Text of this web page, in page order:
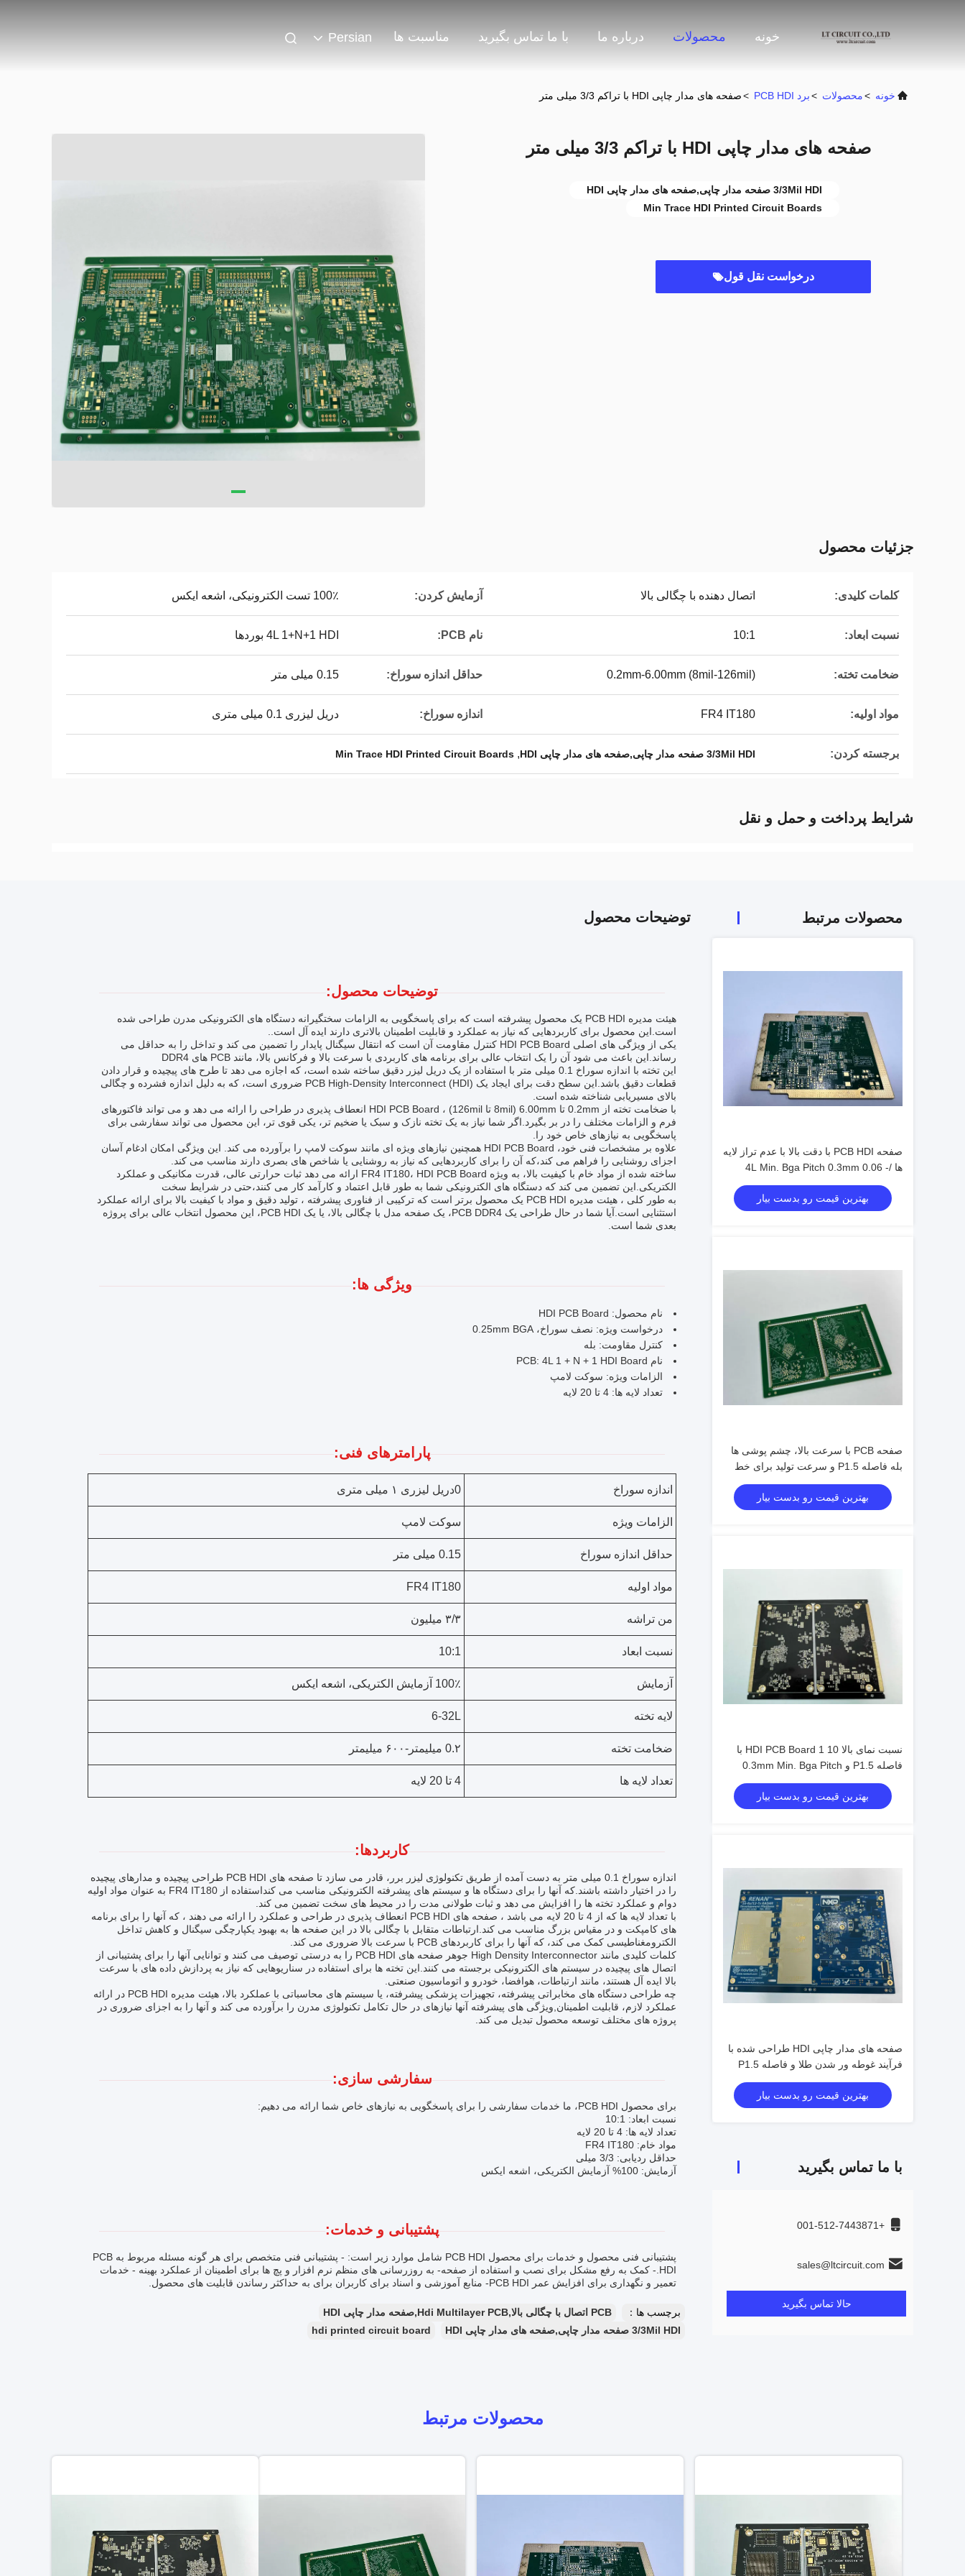
خونه محصولات درباره ما با ما تماس بگیرید مناسبت ها Persian
خونه >محصولات >برد PCB HDI >صفحه های مدار چاپی HDI با تراکم 3/3 میلی متر
صفحه های مدار چاپی HDI با تراکم 3/3 میلی متر
3/3Mil HDI صفحه مدار چاپی,صفحه های مدار چاپی HDI
Min Trace HDI Printed Circuit Boards
درخواست نقل قول
جزئیات محصول
کلمات کلیدی: اتصال دهنده با چگالی بالا آزمایش کردن: 100٪ تست الکترونیکی، اشعه ایکس
نسبت ابعاد: 10:1 نام PCB: 4L 1+N+1 HDI بوردها
ضخامت تخته: 0.2mm-6.00mm (8mil-126mil) حداقل اندازه سوراخ: 0.15 میلی متر
مواد اولیه: FR4 IT180 اندازه سوراخ: دریل لیزری 0.1 میلی متری
برجسته کردن: 3/3Mil HDI صفحه مدار چاپی,صفحه های مدار چاپی HDI ,
Min Trace HDI Printed Circuit Boards
شرایط پرداخت و حمل و نقل
محصولات مرتبط
صفحه PCB HDI با دقت بالا با عدم تراز لایه
ها /- 0.06 4L Min. Bga Pitch 0.3mm
بهترین قیمت رو بدست بیار
صفحه PCB با سرعت بالا، چشم پوشی ها
بله فاصله P1.5 و سرعت تولید برای خط
تولید شما
بهترین قیمت رو بدست بیار
نسبت نمای بالا 10 1 HDI PCB Board با
فاصله P1.5 و 0.3mm Min. Bga Pitch
بهترین قیمت رو بدست بیار
صفحه های مدار چاپی HDI طراحی شده با
فرآیند غوطه ور شدن طلا و فاصله P1.5
بهترین قیمت رو بدست بیار
با ما تماس بگیرید
+001-512-7443871
sales@ltcircuit.com
حالا تماس بگیرید
توضیحات محصول
توضیحات محصول:
هیئت مدیره PCB HDI یک محصول پیشرفته است که برای پاسخگویی به الزامات سختگیرانه دستگاه های الکترونیکی مدرن طراحی شده
است.این محصول برای کاربردهایی که نیاز به عملکرد و قابلیت اطمینان بالاتری دارند ایده آل است..
یکی از ویژگی های اصلی HDI PCB Board کنترل مقاومت آن است که انتقال سیگنال پایدار را تضمین می کند و تداخل را به حداقل می
رساند.این باعث می شود آن را یک انتخاب عالی برای برنامه های کاربردی با سرعت بالا و فرکانس بالا، مانند PCB های DDR4
این تخته با اندازه سوراخ 0.1 میلی متر با استفاده از یک دریل لیزر دقیق ساخته شده است، که اجازه می دهد تا طرح های پیچیده و قرار دادن
قطعات دقیق باشد.این سطح دقت برای ایجاد یک PCB High-Density Interconnect (HDI) ضروری است، که به دلیل اندازه فشرده و چگالی
بالای مسیریابی شناخته شده است.
با ضخامت تخته از 0.2mm تا 6.00mm (8mil تا 126mil) ، HDI PCB Board انعطاف پذیری در طراحی را ارائه می دهد و می تواند فاکتورهای
فرم و الزامات مختلف را در بر بگیرد.اگر شما نیاز به یک تخته نازک و سبک یا ضخیم تر، یکی قوی تر، این محصول می تواند سفارشی برای
پاسخگویی به نیازهای خاص خود را.
علاوه بر مشخصات فنی خود، HDI PCB Board همچنین نیازهای ویژه ای مانند سوکت لامپ را برآورده می کند. این ویژگی امکان ادغام آسان
اجزای روشنایی را فراهم می کند،که آن را برای کاربردهایی که نیاز به روشنایی یا شاخص های بصری دارند مناسب می کند.
ساخته شده از مواد خام با کیفیت بالا، به ویژه FR4 IT180، HDI PCB Board ارائه می دهد ثبات حرارتی عالی، قدرت مکانیکی و عملکرد
الکتریکی.این تضمین می کند که دستگاه های الکترونیکی شما به طور قابل اعتماد و کارآمد کار می کنند،حتی در شرایط سخت
به طور کلی ، هیئت مدیره PCB HDI یک محصول برتر است که ترکیبی از فناوری پیشرفته ، تولید دقیق و مواد با کیفیت بالا برای ارائه عملکرد
استثنایی است.آیا شما در حال طراحی یک PCB DDR4، یک صفحه مدل با چگالی بالا، یا یک PCB HDI، این محصول انتخاب عالی برای پروژه
بعدی شما است.
ویژگی ها:
نام محصول: HDI PCB Board
درخواست ویژه: نصف سوراخ، 0.25mm BGA
کنترل مقاومت: بله
نام PCB: 4L 1 + N + 1 HDI Board
الزامات ویژه: سوکت لامپ
تعداد لایه ها: 4 تا 20 لایه
پارامترهای فنی:
اندازه سوراخ 0دریل لیزری ۱ میلی متری
الزامات ویژه سوکت لامپ
حداقل اندازه سوراخ 0.15 میلی متر
مواد اولیه FR4 IT180
من تراشه ۳/۳ میلیون
نسبت ابعاد 10:1
آزمایش 100٪ آزمایش الکتریکی، اشعه ایکس
لایه تخته 6-32L
ضخامت تخته 0.۲ میلیمتر-۶۰۰ میلیمتر
تعداد لایه ها 4 تا 20 لایه
کاربردها:
اندازه سوراخ 0.1 میلی متر به دست آمده از طریق تکنولوژی لیزر برر، قادر می سازد تا صفحه های PCB HDI طراحی پیچیده و مدارهای پیچیده
را در اختیار داشته باشند.که آنها را برای دستگاه ها و سیستم های پیشرفته الکترونیکی مناسب می کنداستفاده از FR4 IT180 به عنوان مواد اولیه
دوام و عملکرد تخته ها را افزایش می دهد و ثبات طولانی مدت را در محیط های سخت تضمین می کند.
با تعداد لایه ها که از 4 تا 20 لایه می باشد ، صفحه های PCB HDI انعطاف پذیری در طراحی و عملکرد را ارائه می دهند ، که آنها را برای برنامه
های کامپکت و در مقیاس بزرگ مناسب می کند.ارتباطات متقابل با چگالی بالا در این صفحه ها به بهبود یکپارچگی سیگنال و کاهش تداخل
الکترومغناطیسی کمک می کند، که آنها را برای کاربردهای PCB با سرعت بالا ضروری می کند.
کلمات کلیدی مانند High Density Interconnector جوهر صفحه های PCB HDI را به درستی توصیف می کنند و توانایی آنها را برای پشتیبانی از
اتصال های پیچیده در سیستم های الکترونیکی برجسته می کنند.این تخته ها برای استفاده در سناریوهایی که نیاز به پردازش داده های با سرعت
بالا ایده آل هستند، مانند ارتباطات، هوافضا، خودرو و اتوماسیون صنعتی.
چه طراحی دستگاه های مخابراتی پیشرفته، تجهیزات پزشکی پیشرفته، یا سیستم های محاسباتی با عملکرد بالا، هیئت مدیره PCB HDI در ارائه
عملکرد لازم، قابلیت اطمینان,ویژگی های پیشرفته آنها نیازهای در حال تکامل تکنولوژی مدرن را برآورده می کند و آنها را به اجزای ضروری در
پروژه های مختلف توسعه محصول تبدیل می کند.
سفارشی سازی:
برای محصول PCB HDI، ما خدمات سفارشی را برای پاسخگویی به نیازهای خاص شما ارائه می دهیم:
نسبت ابعاد: 10:1
تعداد لایه ها: 4 تا 20 لایه
مواد خام: FR4 IT180
حداقل ردیابی: 3/3 میلی
آزمایش: 100% آزمایش الکتریکی، اشعه ایکس
پشتیبانی و خدمات:
پشتیبانی فنی محصول و خدمات برای محصول PCB HDI شامل موارد زیر است: - پشتیبانی فنی متخصص برای هر گونه مسئله مربوط به PCB
HDI.- کمک به رفع مشکل برای نصب و استفاده از صفحه- به روزرسانی های منظم نرم افزار و پچ ها برای اطمینان از عملکرد بهینه - خدمات
تعمیر و نگهداری برای افزایش عمر PCB HDI- منابع آموزشی و اسناد برای کاربران برای به حداکثر رساندن قابلیت های محصول.
برچسب ها：
PCB اتصال با چگالی بالا,Hdi Multilayer PCB,صفحه مدار چاپی HDI
3/3Mil HDI صفحه مدار چاپی,صفحه های مدار چاپی HDI
hdi printed circuit board
محصولات مرتبط